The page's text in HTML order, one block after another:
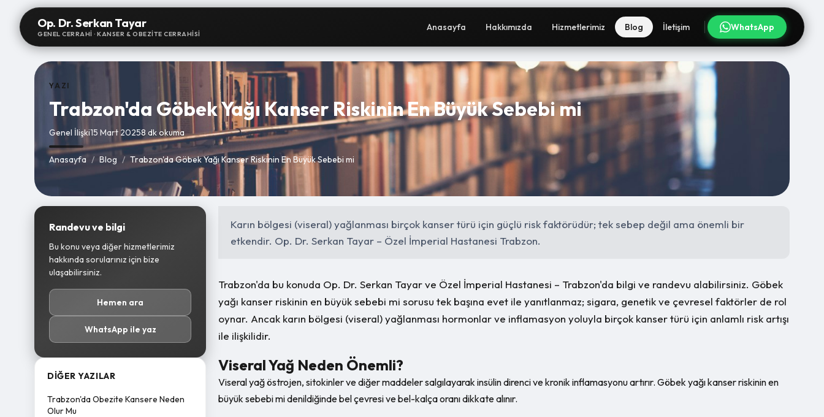
Op. Dr. Serkan Tayar
GENEL CERRAHI · KANSER & OBEZITE CERRAHISI
Anasayfa Hakkımızda Hizmetlerimiz Blog İletişim WhatsApp
YAZI
Trabzon'da Göbek Yağı Kanser Riskinin En Büyük Sebebi mi
Genel İlişki15 Mart 20258 dk okuma
Anasayfa / Blog / Trabzon'da Göbek Yağı Kanser Riskinin En Büyük Sebebi mi
Randevu ve bilgi
Bu konu veya diğer hizmetlerimiz
hakkında sorularınız için bize
ulaşabilirsiniz.
Hemen ara
WhatsApp ile yaz
DIĞER YAZILAR
Trabzon'da Obezite Kansere Neden
Olur Mu
Karın bölgesi (viseral) yağlanması birçok kanser türü için güçlü risk faktörüdür; tek sebep değil ama önemli bir
etkendir. Op. Dr. Serkan Tayar – Özel İmperial Hastanesi Trabzon.
Trabzon'da bu konuda Op. Dr. Serkan Tayar ve Özel İmperial Hastanesi – Trabzon'da bilgi ve randevu alabilirsiniz. Göbek
yağı kanser riskinin en büyük sebebi mi sorusu tek başına evet ile yanıtlanmaz; sigara, genetik ve çevresel faktörler de rol
oynar. Ancak karın bölgesi (viseral) yağlanması hormonlar ve inflamasyon yoluyla birçok kanser türü için anlamlı risk artışı
ile ilişkilidir.
Viseral Yağ Neden Önemli?
Viseral yağ östrojen, sitokinler ve diğer maddeler salgılayarak insülin direnci ve kronik inflamasyonu artırır. Göbek yağı kanser riskinin en
büyük sebebi mi denildiğinde bel çevresi ve bel-kalça oranı dikkate alınır.